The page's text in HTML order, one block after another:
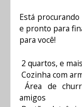
Está
e pronto para
para você!
2 quartos, e
Cozinha com
Área de
amigos